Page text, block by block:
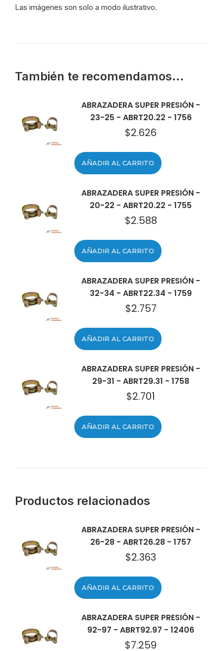
Las imágenes son solo a modo ilustrativo.
También te recomendamos…
ABRAZADERA SUPER PRESIÓN -
23-25 - ABRT20.22 - 1756
$2.626
AÑADIR AL CARRITO
ABRAZADERA SUPER PRESIÓN -
20-22 - ABRT20.22 - 1755
$2.588
AÑADIR AL CARRITO
ABRAZADERA SUPER PRESIÓN -
32-34 - ABRT22.34 - 1759
$2.757
AÑADIR AL CARRITO
ABRAZADERA SUPER PRESIÓN -
29-31 - ABRT29.31 - 1758
$2.701
AÑADIR AL CARRITO
Productos relacionados
ABRAZADERA SUPER PRESIÓN -
26-28 - ABRT26.28 - 1757
$2.363
AÑADIR AL CARRITO
ABRAZADERA SUPER PRESIÓN -
92-97 - ABRT92.97 - 12406
$7.259